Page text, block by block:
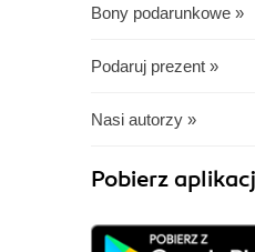
Bony podarunkowe »
Podaruj prezent »
Nasi autorzy »
Pobierz